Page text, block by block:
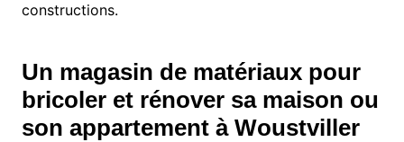
constructions.
Un magasin de matériaux pour
bricoler et rénover sa maison ou
son appartement à Woustviller